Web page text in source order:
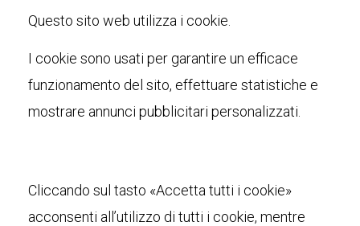
Questo sito web utilizza i cookie.
I cookie sono usati per garantire un efficace
funzionamento del sito, effettuare statistiche e
mostrare annunci pubblicitari personalizzati.
Cliccando sul tasto «Accetta tutti i cookie»
acconsenti all’utilizzo di tutti i cookie, mentre